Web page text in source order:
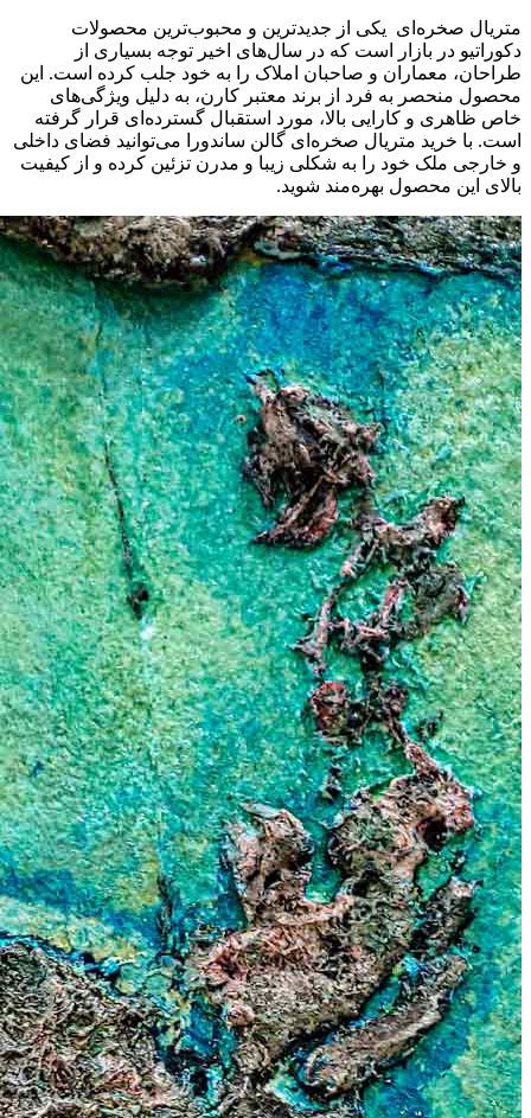
متریال صخره‌ای یکی از جدیدترین و محبوب‌ترین محصولات
دکوراتیو در بازار است که در سال‌های اخیر توجه بسیاری از
طراحان، معماران و صاحبان املاک را به خود جلب کرده است. این
محصول منحصر به فرد از برند معتبر کارن، به دلیل ویژگی‌های
خاص ظاهری و کارایی بالا، مورد استقبال گسترده‌ای قرار گرفته
است. با خرید متریال صخره‌ای گالن ساندورا می‌توانید فضای داخلی
و خارجی ملک خود را به شکلی زیبا و مدرن تزئین کرده و از کیفیت
بالای این محصول بهره‌مند شوید.